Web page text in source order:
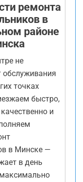
ремонта
в
районе
не
обслуживания
точках
быстро,
и
в Минске —
в день